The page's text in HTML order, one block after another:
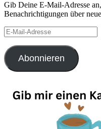
Gib Deine E-Mail-Adresse
Benachrichtigungen über
E-
Mail-
Adresse
Abonnieren